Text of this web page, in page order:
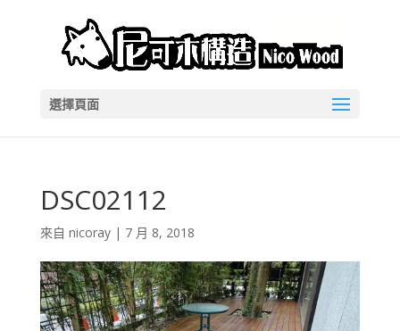
選擇頁面
DSC02112
來自 nicoray| 7 月 8, 2018